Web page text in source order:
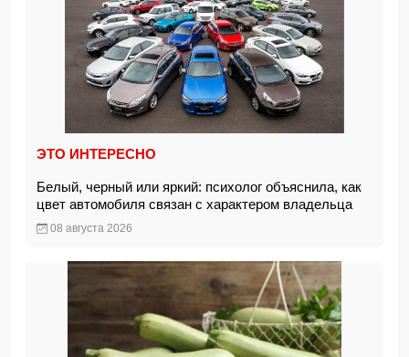
ЭТО ИНТЕРЕСНО
Белый, черный или яркий: психолог объяснила, как
цвет автомобиля связан с характером владельца
08 августа 2026